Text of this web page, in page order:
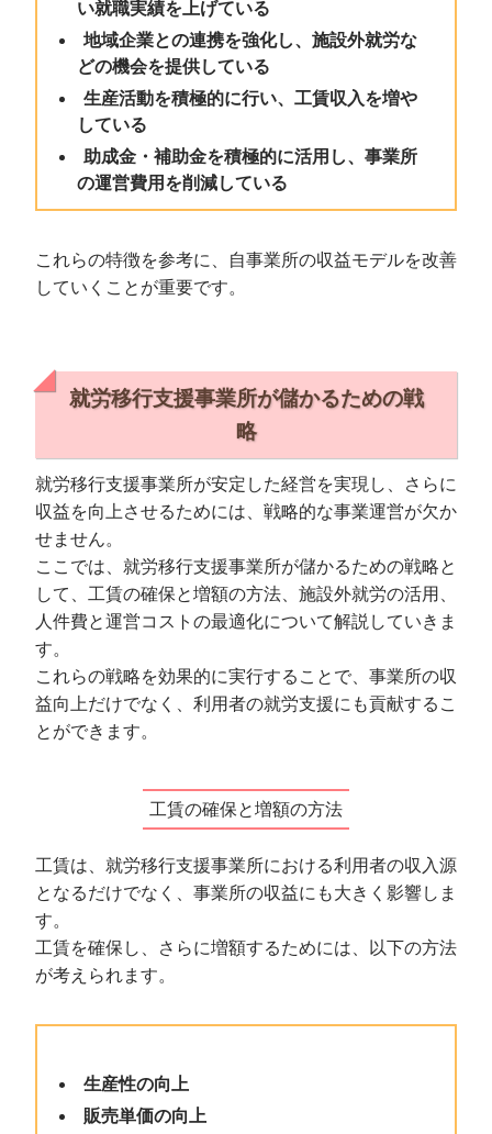
い就職実績を上げている
地域企業との連携を強化し、施設外就労な
どの機会を提供している
生産活動を積極的に行い、工賃収入を増や
している
助成金・補助金を積極的に活用し、事業所
の運営費用を削減している
これらの特徴を参考に、自事業所の収益モデルを改善
していくことが重要です。
就労移行支援事業所が儲かるための戦
略
就労移行支援事業所が安定した経営を実現し、さらに
収益を向上させるためには、戦略的な事業運営が欠か
せません。
ここでは、就労移行支援事業所が儲かるための戦略と
して、工賃の確保と増額の方法、施設外就労の活用、
人件費と運営コストの最適化について解説していきま
す。
これらの戦略を効果的に実行することで、事業所の収
益向上だけでなく、利用者の就労支援にも貢献するこ
とができます。
工賃の確保と増額の方法
工賃は、就労移行支援事業所における利用者の収入源
となるだけでなく、事業所の収益にも大きく影響しま
す。
工賃を確保し、さらに増額するためには、以下の方法
が考えられます。
生産性の向上
販売単価の向上